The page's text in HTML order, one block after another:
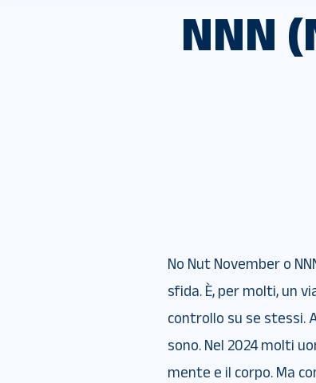
NNN
No Nut November o
sfida. È, per molti, un
controllo su se stessi.
sono. Nel 2024 molti
mente e il corpo. Ma